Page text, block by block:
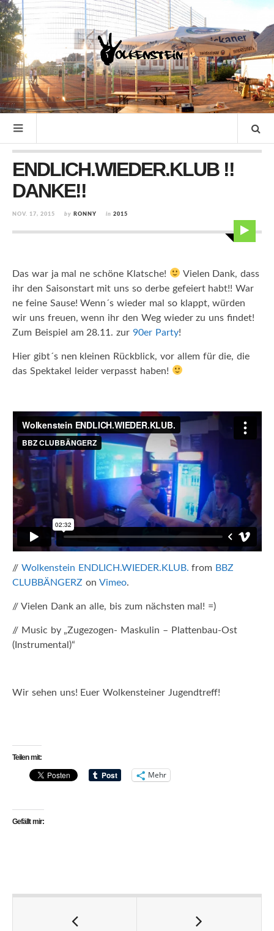
ENDLICH.WIEDER.KLUB !!
DANKE!!
NOV. 17, 2015 by RONNY in 2015
Das war ja mal ne schöne Klatsche!
Vielen Dank, dass
ihr den Saisonstart mit uns so derbe gefeiert habt!! War
ne feine Sause! Wenn´s wieder mal so klappt, würden
wir uns freuen, wenn ihr den Weg wieder zu uns findet!
Zum Beispiel am 28.11. zur 90er Party!
Hier gibt´s nen kleinen Rückblick, vor allem für die, die
das Spektakel leider verpasst haben!
// Wolkenstein ENDLICH.WIEDER.KLUB. from BBZ
CLUBBÄNGERZ on Vimeo.
// Vielen Dank an alle, bis zum nächsten mal! =)
// Music by „Zugezogen- Maskulin – Plattenbau-Ost
(Instrumental)“
Wir sehen uns! Euer Wolkensteiner Jugendtreff!
Teilen mit:
Mehr
Gefällt mir: